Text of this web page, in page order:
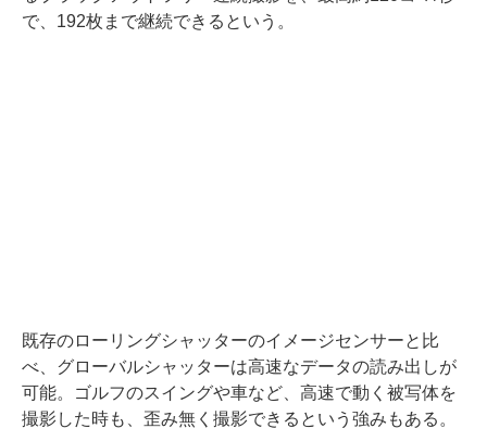
で、192枚まで継続できるという。
既存のローリングシャッターのイメージセンサーと比
べ、グローバルシャッターは高速なデータの読み出しが
可能。ゴルフのスイングや車など、高速で動く被写体を
撮影した時も、歪み無く撮影できるという強みもある。